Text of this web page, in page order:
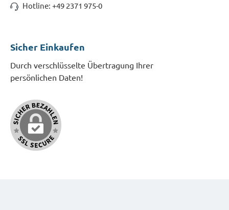
Hotline: +49 2371 975-0
Sicher Einkaufen
Durch verschlüsselte Übertragung Ihrer
persönlichen Daten!